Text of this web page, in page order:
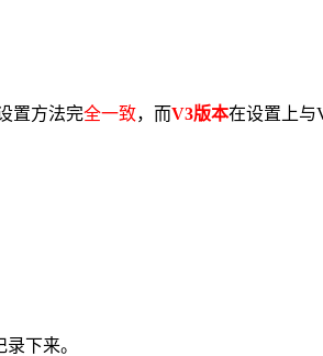
置方法完全一致，而V3版本在设置上与
下来。